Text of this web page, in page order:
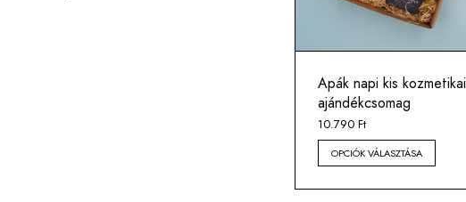
Apák napi kis kozmetikai
ajándékcsomag
10.790 Ft
OPCIÓK VÁLASZTÁSA